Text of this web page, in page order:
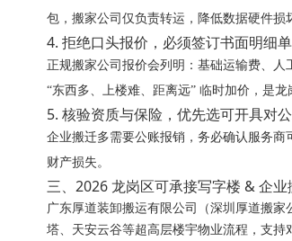
包，搬家公司仅负责转运，降低数据硬件损
4. 拒绝口头报价，必须签订书面明细单
正规搬家公司报价会列明：基础运输费、
“东西多、上楼难、距离远” 临时加价，是龙
5. 核验资质与保险，优先选可开具对
企业搬迁多需要公账报销，务必确认服务
财产损失。
三、2026 龙岗区可承接写字楼 & 企
广东厚道装卸搬运有限公司（深圳厚道搬家
塔、天安云谷等超高层楼宇物业流程，支持